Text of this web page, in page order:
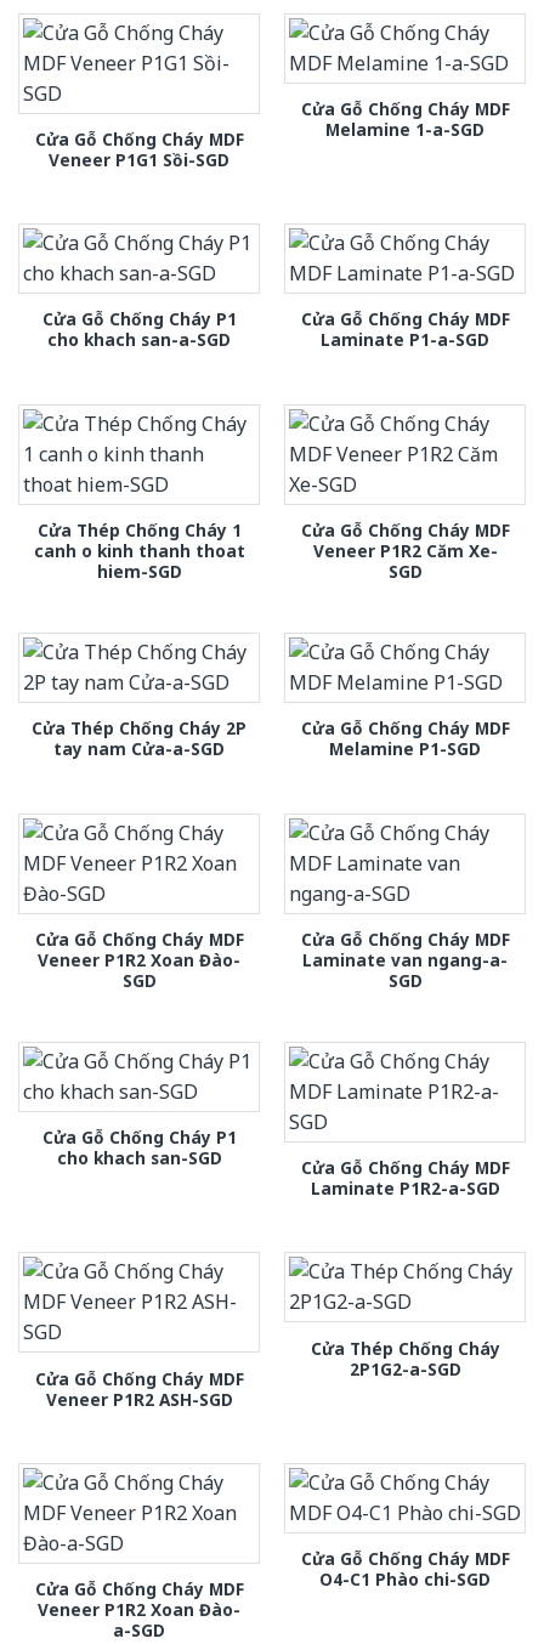
Cửa Gỗ Chống Cháy MDF
Veneer P1G1 Sồi-SGD
Cửa Gỗ Chống Cháy MDF
Melamine 1-a-SGD
Cửa Gỗ Chống Cháy P1
cho khach san-a-SGD
Cửa Gỗ Chống Cháy MDF
Laminate P1-a-SGD
Cửa Thép Chống Cháy 1
canh o kinh thanh thoat
hiem-SGD
Cửa Gỗ Chống Cháy MDF
Veneer P1R2 Căm Xe-
SGD
Cửa Thép Chống Cháy 2P
tay nam Cửa-a-SGD
Cửa Gỗ Chống Cháy MDF
Melamine P1-SGD
Cửa Gỗ Chống Cháy MDF
Veneer P1R2 Xoan Đào-
SGD
Cửa Gỗ Chống Cháy MDF
Laminate van ngang-a-
SGD
Cửa Gỗ Chống Cháy P1
cho khach san-SGD
Cửa Gỗ Chống Cháy MDF
Laminate P1R2-a-SGD
Cửa Gỗ Chống Cháy MDF
Veneer P1R2 ASH-SGD
Cửa Thép Chống Cháy
2P1G2-a-SGD
Cửa Gỗ Chống Cháy MDF
Veneer P1R2 Xoan Đào-
a-SGD
Cửa Gỗ Chống Cháy MDF
O4-C1 Phào chi-SGD